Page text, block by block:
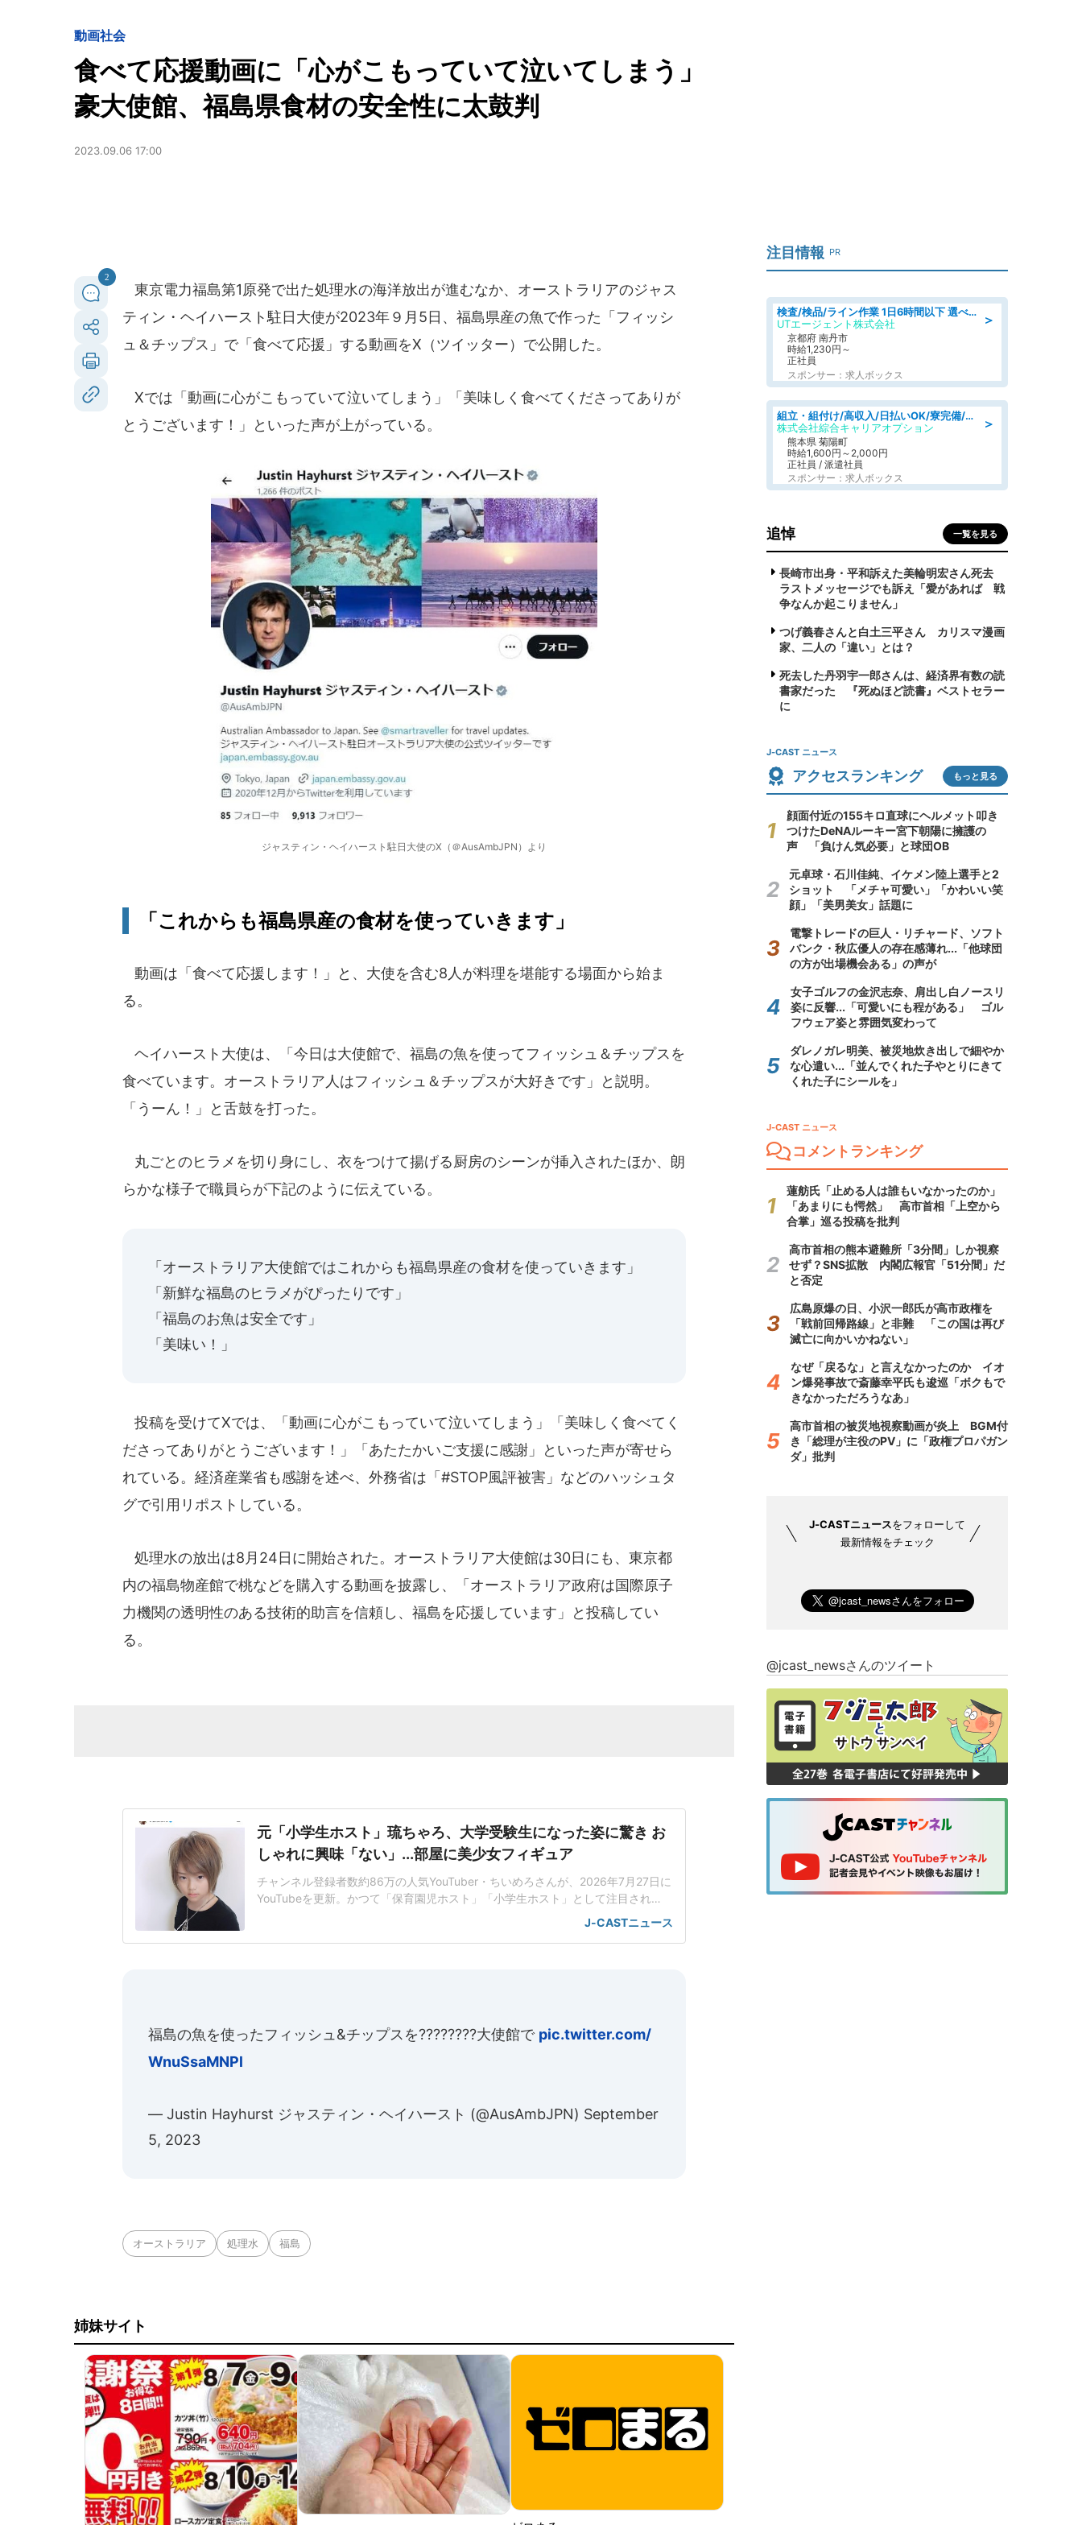
動画社会
食べて応援動画に「心がこもっていて泣いてしまう」
豪大使館、福島県食材の安全性に太鼓判
2023.09.06 17:00
2
東京電力福島第1原発で出た処理水の海洋放出が進むなか、オーストラリアのジャス
ティン・ヘイハースト駐日大使が2023年９月5日、福島県産の魚で作った「フィッシ
ュ＆チップス」で「食べて応援」する動画をX（ツイッター）で公開した。
Xでは「動画に心がこもっていて泣いてしまう」「美味しく食べてくださってありが
とうございます！」といった声が上がっている。
ジャスティン・ヘイハースト駐日大使のX（＠AusAmbJPN）より
「これからも福島県産の食材を使っていきます」
動画は「食べて応援します！」と、大使を含む8人が料理を堪能する場面から始ま
る。
ヘイハースト大使は、「今日は大使館で、福島の魚を使ってフィッシュ＆チップスを
食べています。オーストラリア人はフィッシュ＆チップスが大好きです」と説明。
「うーん！」と舌鼓を打った。
丸ごとのヒラメを切り身にし、衣をつけて揚げる厨房のシーンが挿入されたほか、朗
らかな様子で職員らが下記のように伝えている。
「オーストラリア大使館ではこれからも福島県産の食材を使っていきます」
「新鮮な福島のヒラメがぴったりです」
「福島のお魚は安全です」
「美味い！」
投稿を受けてXでは、「動画に心がこもっていて泣いてしまう」「美味しく食べてく
ださってありがとうございます！」「あたたかいご支援に感謝」といった声が寄せら
れている。経済産業省も感謝を述べ、外務省は「#STOP風評被害」などのハッシュタ
グで引用リポストしている。
処理水の放出は8月24日に開始された。オーストラリア大使館は30日にも、東京都
内の福島物産館で桃などを購入する動画を披露し、「オーストラリア政府は国際原子
力機関の透明性のある技術的助言を信頼し、福島を応援しています」と投稿してい
る。
元「小学生ホスト」琉ちゃろ、大学受験生になった姿に驚き お
しゃれに興味「ない」...部屋に美少女フィギュア
チャンネル登録者数約86万の人気YouTuber・ちいめろさんが、2026年7月27日に
YouTubeを更新。かつて「保育園児ホスト」「小学生ホスト」として注目され
た、息子の琉ちゃろさんの「ルームツアー」を公開した。「家の勉強時間より
も、塾とか行っとる方が長い」大学受験生になったという琉ちゃろさん。幼い頃
J-CASTニュース
福島の魚を使ったフィッシュ&チップスを????????大使館で pic.twitter.com/
WnuSsaMNPl
— Justin Hayhurst ジャスティン・ヘイハースト (@AusAmbJPN) September
5, 2023
オーストラリア 処理水 福島
姉妹サイト
注目情報 PR
＞
検査/検品/ライン作業 1日6時間以下 選べる勤務時間 土日祝休 明るい髪色OK
UTエージェント株式会社
京都府 南丹市
時給1,230円～
正社員
スポンサー：求人ボックス
＞
組立・組付け/高収入/日払いOK/寮完備/交替制/20・30・40代活躍中
株式会社綜合キャリアオプション
熊本県 菊陽町
時給1,600円～2,000円
正社員 / 派遣社員
スポンサー：求人ボックス
追悼 一覧を見る
長崎市出身・平和訴えた美輪明宏さん死去
ラストメッセージでも訴え「愛があれば 戦
争なんか起こりません」
つげ義春さんと白土三平さん カリスマ漫画
家、二人の「違い」とは？
死去した丹羽宇一郎さんは、経済界有数の読
書家だった 『死ぬほど読書』ベストセラー
に
J-CAST ニュース
アクセスランキング もっと見る
顔面付近の155キロ直球にヘルメット叩き
つけたDeNAルーキー宮下朝陽に擁護の
声 「負けん気必要」と球団OB
元卓球・石川佳純、イケメン陸上選手と2
ショット 「メチャ可愛い」「かわいい笑
顔」「美男美女」話題に
電撃トレードの巨人・リチャード、ソフト
バンク・秋広優人の存在感薄れ...「他球団
の方が出場機会ある」の声が
女子ゴルフの金沢志奈、肩出し白ノースリ
姿に反響...「可愛いにも程がある」 ゴル
フウェア姿と雰囲気変わって
ダレノガレ明美、被災地炊き出しで細やか
な心遣い...「並んでくれた子やとりにきて
くれた子にシールを」
J-CAST ニュース
コメントランキング
蓮舫氏「止める人は誰もいなかったのか」
「あまりにも愕然」 高市首相「上空から
合掌」巡る投稿を批判
高市首相の熊本避難所「3分間」しか視察
せず？SNS拡散 内閣広報官「51分間」だ
と否定
広島原爆の日、小沢一郎氏が高市政権を
「戦前回帰路線」と非難 「この国は再び
滅亡に向かいかねない」
なぜ「戻るな」と言えなかったのか イオ
ン爆発事故で斎藤幸平氏も逡巡「ボクもで
きなかっただろうなあ」
高市首相の被災地視察動画が炎上 BGM付
き「総理が主役のPV」に「政権プロパガン
ダ」批判
J-CASTニュースをフォローして
最新情報をチェック
@jcast_newsさんのツイート